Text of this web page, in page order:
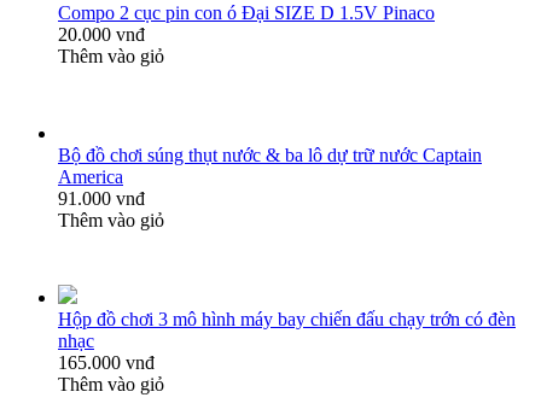
Compo 2 cục pin con ó Đại SIZE D 1.5V Pinaco
20.000 vnđ
Thêm vào giỏ
Bộ đồ chơi súng thụt nước & ba lô dự trữ nước Captain
America
91.000 vnđ
Thêm vào giỏ
Hộp đồ chơi 3 mô hình máy bay chiến đấu chạy trớn có đèn
nhạc
165.000 vnđ
Thêm vào giỏ